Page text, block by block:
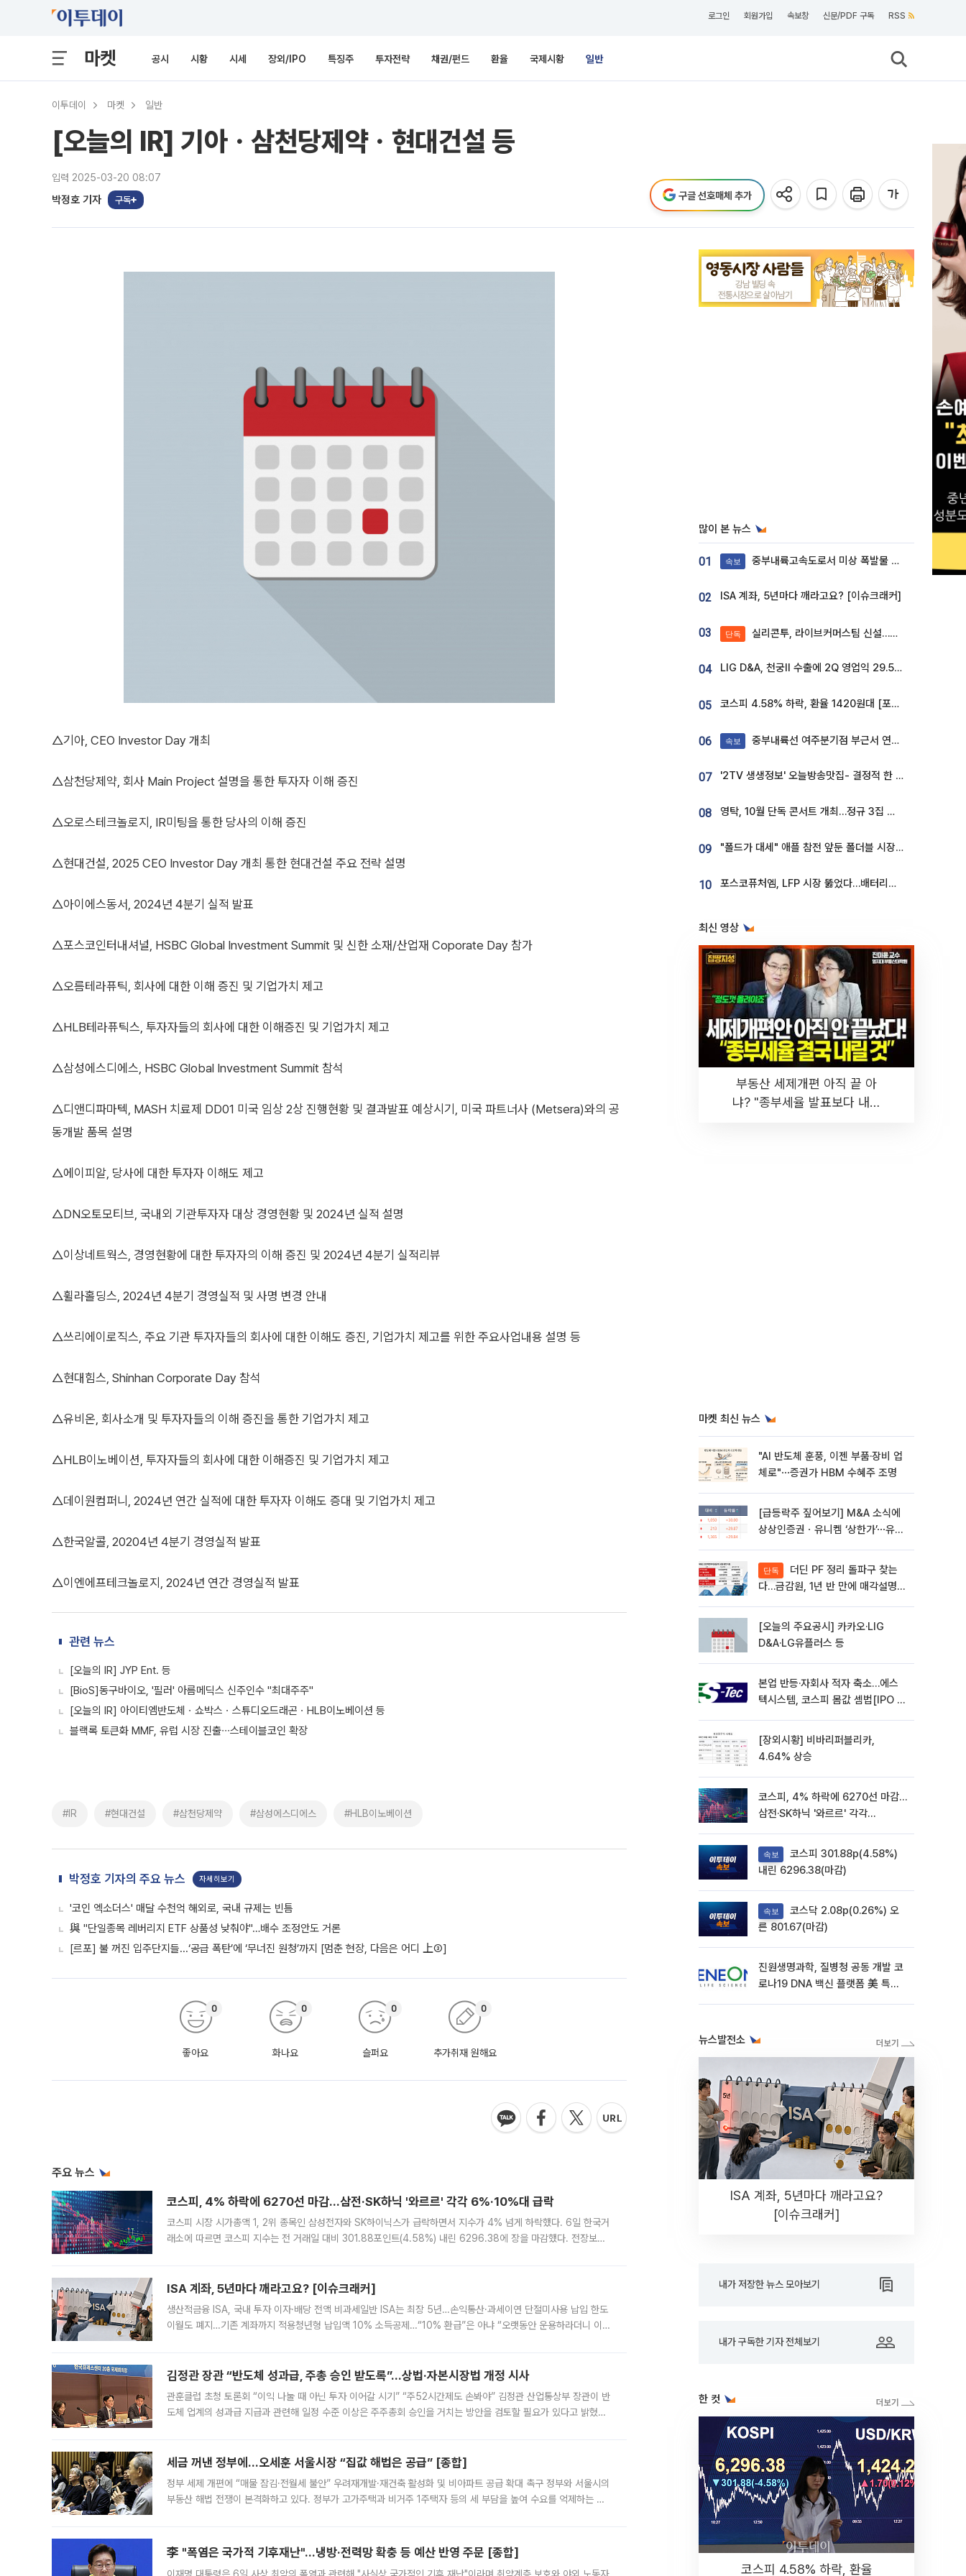
로그인 회원가입 속보창 신문/PDF 구독 RSS
마켓 공시 시황 시세 장외/IPO 특징주 투자전략 채권/펀드 환율 국제시황 일반
이투데이 마켓 일반
[오늘의 IR] 기아ㆍ삼천당제약ㆍ현대건설 등
입력 2025-03-20 08:07
박정호 기자 구독 구글 선호매체 추가
△기아, CEO Investor Day 개최
△삼천당제약, 회사 Main Project 설명을 통한 투자자 이해 증진
△오로스테크놀로지, IR미팅을 통한 당사의 이해 증진
△현대건설, 2025 CEO Investor Day 개최 통한 현대건설 주요 전략 설명
△아이에스동서, 2024년 4분기 실적 발표
△포스코인터내셔널, HSBC Global Investment Summit 및 신한 소재/산업재 Coporate Day 참가
△오름테라퓨틱, 회사에 대한 이해 증진 및 기업가치 제고
△HLB테라퓨틱스, 투자자들의 회사에 대한 이해증진 및 기업가치 제고
△삼성에스디에스, HSBC Global Investment Summit 참석
△디앤디파마텍, MASH 치료제 DD01 미국 임상 2상 진행현황 및 결과발표 예상시기, 미국 파트너사 (Metsera)와의 공
동개발 품목 설명
△에이피알, 당사에 대한 투자자 이해도 제고
△DN오토모티브, 국내외 기관투자자 대상 경영현황 및 2024년 실적 설명
△이상네트웍스, 경영현황에 대한 투자자의 이해 증진 및 2024년 4분기 실적리뷰
△휠라홀딩스, 2024년 4분기 경영실적 및 사명 변경 안내
△쓰리에이로직스, 주요 기관 투자자들의 회사에 대한 이해도 증진, 기업가치 제고를 위한 주요사업내용 설명 등
△현대힘스, Shinhan Corporate Day 참석
△유비온, 회사소개 및 투자자들의 이해 증진을 통한 기업가치 제고
△HLB이노베이션, 투자자들의 회사에 대한 이해증진 및 기업가치 제고
△데이원컴퍼니, 2024년 연간 실적에 대한 투자자 이해도 증대 및 기업가치 제고
△한국알콜, 20204년 4분기 경영실적 발표
△이엔에프테크놀로지, 2024년 연간 경영실적 발표
관련 뉴스
[오늘의 IR] JYP Ent. 등
[BioS]동구바이오, '필러' 아름메딕스 신주인수 "최대주주"
[오늘의 IR] 아이티엠반도체ㆍ쇼박스ㆍ스튜디오드래곤ㆍHLB이노베이션 등
블랙록 토큰화 MMF, 유럽 시장 진출∙∙∙스테이블코인 확장
#IR #현대건설 #삼천당제약 #삼성에스디에스 #HLB이노베이션
박정호 기자의 주요 뉴스 자세히보기
'코인 엑소더스' 매달 수천억 해외로, 국내 규제는 빈틈
與 "단일종목 레버리지 ETF 상품성 낮춰야"…배수 조정안도 거론
[르포] 불 꺼진 입주단지들...‘공급 폭탄’에 ‘무너진 원청’까지 [멈춘 현장, 다음은 어디 上③]
좋아요
0
화나요
0
슬퍼요
0
추가취재 원해요
0
주요 뉴스
코스피, 4% 하락에 6270선 마감…삼전·SK하닉 '와르르' 각각 6%·10%대 급락
코스피 시장 시가총액 1, 2위 종목인 삼성전자와 SK하이닉스가 급락하면서 지수가 4% 넘게 하락했다. 6일 한국거
래소에 따르면 코스피 지수는 전 거래일 대비 301.88포인트(4.58%) 내린 6296.38에 장을 마감했다. 전장보다
ISA 계좌, 5년마다 깨라고요? [이슈크래커]
생산적금융 ISA, 국내 투자 이자·배당 전액 비과세일반 ISA는 최장 5년…손익통산·과세이연 단절미사용 납입 한도
이월도 폐지…기존 계좌까지 적용청년형 납입액 10% 소득공제…“10% 환급”은 아냐 “오랫동안 운용하라더니 이제
김정관 장관 “반도체 성과급, 주총 승인 받도록”…상법·자본시장법 개정 시사
관훈클럽 초청 토론회 “이익 나눌 때 아닌 투자 이어갈 시기” “주52시간제도 손봐야” 김정관 산업통상부 장관이 반
도체 업계의 성과급 지급과 관련해 일정 수준 이상은 주주총회 승인을 거치는 방안을 검토할 필요가 있다고 밝혔다.
세금 꺼낸 정부에…오세훈 서울시장 “집값 해법은 공급” [종합]
정부 세제 개편에 “매물 잠김·전월세 불안” 우려재개발·재건축 활성화 및 비아파트 공급 확대 촉구 정부와 서울시의
부동산 해법 전쟁이 본격화하고 있다. 정부가 고가주택과 비거주 1주택자 등의 세 부담을 높여 수요를 억제하는 카
李 "폭염은 국가적 기후재난"…냉방·전력망 확충 등 예산 반영 주문 [종합]
많이 본 뉴스
01 속보 중부내륙고속도로서 미상 폭발물 발견
02 ISA 계좌, 5년마다 깨라고요? [이슈크래커]
03 단독 실리콘투, 라이브커머스팀 신설…K뷰티 ‘글로벌 판매망’ 확대[K뷰티 라방戰]
04 LIG D&A, 천궁Ⅱ 수출에 2Q 영업익 29.5%↑…수주잔고 24.6조 [종합]
05 코스피 4.58% 하락, 환율 1420원대 [포토]
06 속보 중부내륙선 여주분기점 부근서 연이은 추돌사고 발생
07 '2TV 생생정보' 오늘방송맛집- 결정적 한 수, 3종 메밀면! 메밀 소바 맛집 '의○○○○'
08 영탁, 10월 단독 콘서트 개최…정규 3집 신곡 첫선
09 "폴드가 대세" 애플 참전 앞둔 폴더블 시장…하반기 경쟁 막 오른다
10 포스코퓨처엠, LFP 시장 뚫었다…배터리사와 대규모 장기 공급 합의
최신 영상
부동산 세제개편 아직 끝 아
냐? "종부세율 발표보다 내릴
마켓 최신 뉴스
"AI 반도체 훈풍, 이젠 부품·장비 업
체로"⋯증권가 HBM 수혜주 조명
[급등락주 짚어보기] M&A 소식에
상상인증권ㆍ유니켐 ‘상한가’⋯유증
단독
다…금감원, 1년 반 만에 매각설명회
[오늘의 주요공시] 카카오·LIG
D&A·LG유플러스 등
본업 반등·자회사 적자 축소…에스
텍시스템, 코스피 몸값 셈법[IPO 엑
[장외시황] 비바리퍼블리카,
4.64% 상승
코스피, 4% 하락에 6270선 마감…
삼전·SK하닉 '와르르' 각각
속보
내린 6296.38(마감)
속보
른 801.67(마감)
진원생명과학, 질병청 공동 개발 코
로나19 DNA 백신 플랫폼 美 특허
뉴스발전소
ISA 계좌, 5년마다 깨라고요?
[이슈크래커]
내가 저장한 뉴스 모아보기
내가 구독한 기자 전체보기
한 컷
코스피 4.58% 하락, 환율